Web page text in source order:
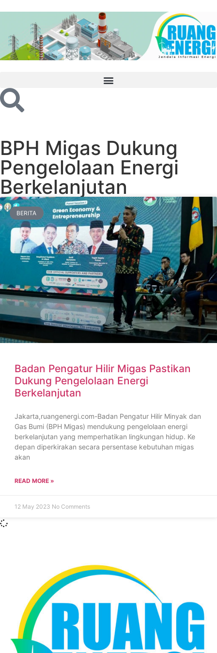
BPH Migas Dukung
Pengelolaan Energi
Berkelanjutan
BERITA
Badan Pengatur Hilir Migas Pastikan
Dukung Pengelolaan Energi
Berkelanjutan
Jakarta,ruangenergi.com-Badan Pengatur Hilir Minyak dan
Gas Bumi (BPH Migas) mendukung pengelolaan energi
berkelanjutan yang memperhatikan lingkungan hidup. Ke
depan diperkirakan secara persentase kebutuhan migas
akan
READ MORE »
12 May 2023 No Comments